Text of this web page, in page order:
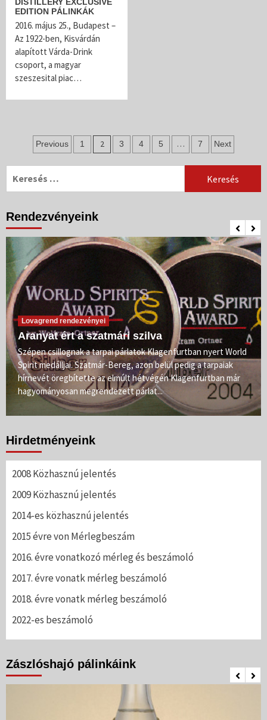
EDITION PÁLINKÁK
2016. május 25., Budapest –
Az 1922-ben, Kisvárdán
alapított Várda-Drink
csoport, a magyar
szeszesital piac…
Bejegyzés
navigáció
Previous 1 2 3 4 5 … 7 Next
Keresés:
Rendezvényeink
Lovagrend rendezvényei
Aranyat ért a szatmári szilva
Szépen csillognak a tarpai párlatok Klagenfurtban nyert World
Spirit medálljai. Szatmár-Bereg, azon belül pedig a tarpaiak
hírnevét öregbítette az elmúlt hétvégén Klagenfurtban már
hagyományosan megrendezett párlat...
Hirdetményeink
2008 Közhasznú jelentés
2009 Közhasznú jelentés
2014-es közhasznú jelentés
2015 évre von Mérlegbeszám
2016. évre vonatkozó mérleg és beszámoló
2017. évre vonatk mérleg beszámoló
2018. évre vonatk mérleg beszámoló
2022-es beszámoló
Zászlóshajó pálinkáink